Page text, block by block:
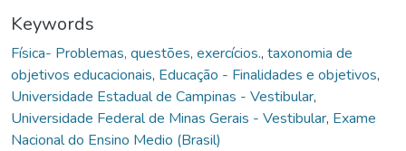
Keywords
Física- Problemas, questões, exercícios., taxonomia de
objetivos educacionais, Educação - Finalidades e objetivos,
Universidade Estadual de Campinas - Vestibular,
Universidade Federal de Minas Gerais - Vestibular, Exame
Nacional do Ensino Medio (Brasil)